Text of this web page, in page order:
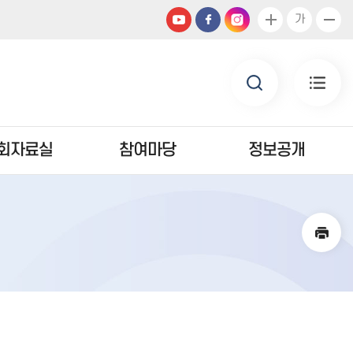
가
자료실 참여마당 정보공개